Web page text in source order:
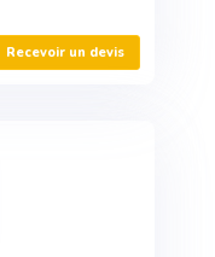
Recevoir un devis